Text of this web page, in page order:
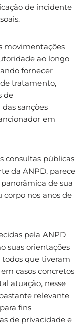
de incidente
movimentações
ao longo
fornecer
tratamento,
de
sanções
em
consultas públicas
da ANPD, parece
de sua
nos anos de
pela ANPD
suas orientações
que tiveram
casos concretos
atuação, nesse
relevante
fins
de privacidade e